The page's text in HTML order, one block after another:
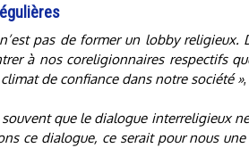
pas de former un lobby
à nos coreligionnaires respectifs
de confiance dans notre société »
que le dialogue interreligieux
ce dialogue, ce serait pour nous